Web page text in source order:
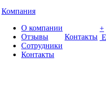
Компания
О компании
Отзывы
Сотрудники
Контакты
Контакты
+